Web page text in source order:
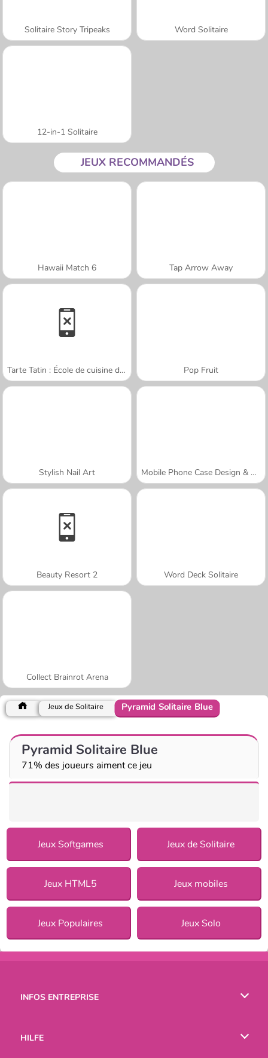
Solitaire Story Tripeaks Word Solitaire
12-in-1 Solitaire
JEUX RECOMMANDÉS
Hawaii Match 6 Tap Arrow Away
Tarte Tatin : École de cuisine de Sara Pop Fruit
Stylish Nail Art Mobile Phone Case Design & DIY
Beauty Resort 2 Word Deck Solitaire
Collect Brainrot Arena
Jeux de Solitaire Pyramid Solitaire Blue
Pyramid Solitaire Blue
71% des joueurs aiment ce jeu
Jeux Softgames Jeux de Solitaire
Jeux HTML5 Jeux mobiles
Jeux Populaires Jeux Solo
INFOS ENTREPRISE
HILFE